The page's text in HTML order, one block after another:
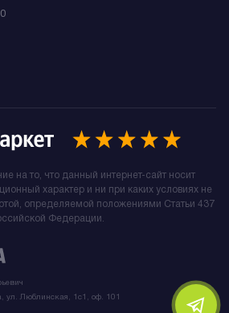
Люблинская, 1с1, оф. 101
на то, что данный интернет-сайт носит
характер и ни при каких условиях не
определяемой положениями Статьи 437
Федерации.